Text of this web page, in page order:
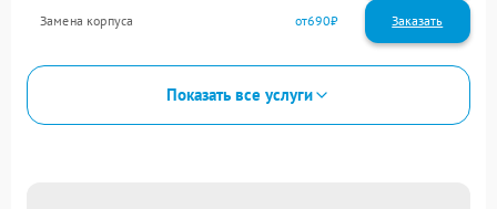
Замена корпуса 690
Показать все услуги